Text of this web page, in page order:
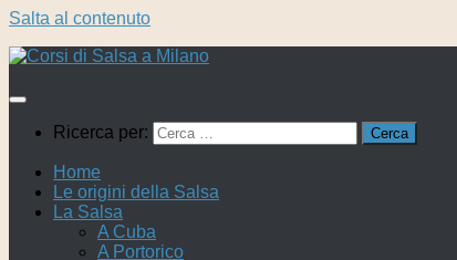
Salta al contenuto
Ricerca per:
Home
Le origini della Salsa
La Salsa
A Cuba
A Portorico